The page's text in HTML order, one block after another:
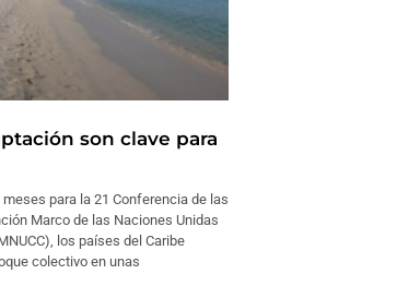
son clave para
para la 21 Conferencia de las
Marco de las Naciones Unidas
los países del Caribe
colectivo en unas